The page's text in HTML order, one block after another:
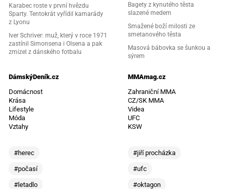
Karabec roste v první hvězdu
Sparty. Tentokrát vyřídil kamarády
z Lyonu
Iver Schriver: muž, který v roce 1971
zastínil Simonsena i Olsena a pak
zmizel z dánského fotbalu
Bagety z kynutého těsta
slazené medem
Smažené boží milosti ze
smetanového těsta
Masová bábovka se šunkou a
sýrem
DámskýDeník.cz
Domácnost
Krása
Lifestyle
Móda
Vztahy
#herec
#počasí
#letadlo
MMAmag.cz
Zahraniční MMA
CZ/SK MMA
Videa
UFC
KSW
#jiří procházka
#ufc
#oktagon